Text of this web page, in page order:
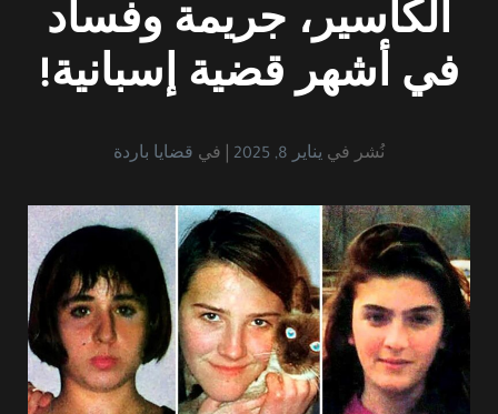
ألكاسير، جريمة وفساد
في أشهر قضية إسبانية!
نُشر في يناير 8, 2025 في قضايا باردة